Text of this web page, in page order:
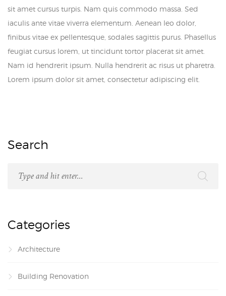
sit amet cursus turpis. Nam quis commodo massa. Sed
iaculis ante vitae viverra elementum. Aenean leo dolor,
finibus vitae ex pellentesque, sodales sagittis purus. Phasellus
feugiat cursus lorem, ut tincidunt tortor placerat sit amet.
Nam id hendrerit ipsum. Nulla hendrerit ac risus ut pharetra.
Lorem ipsum dolor sit amet, consectetur adipiscing elit.
Search
Categories
Architecture
Building Renovation